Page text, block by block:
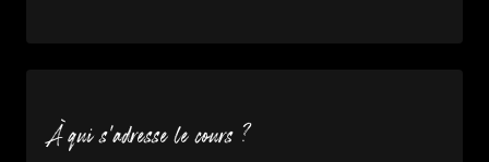
À qui s'adresse le cours ?